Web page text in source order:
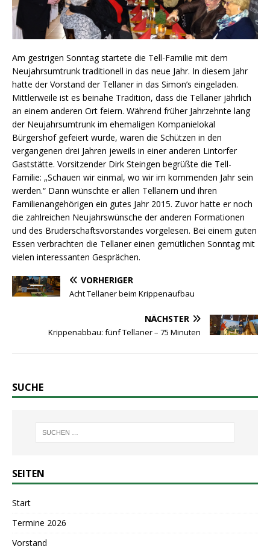
Am gestrigen Sonntag startete die Tell-Familie mit dem
Neujahrsumtrunk traditionell in das neue Jahr. In diesem Jahr
hatte der Vorstand der Tellaner in das Simon’s eingeladen.
Mittlerweile ist es beinahe Tradition, dass die Tellaner jährlich
an einem anderen Ort feiern. Während früher Jahrzehnte lang
der Neujahrsumtrunk im ehemaligen Kompanielokal
Bürgershof gefeiert wurde, waren die Schützen in den
vergangenen drei Jahren jeweils in einer anderen Lintorfer
Gaststätte. Vorsitzender Dirk Steingen begrüßte die Tell-
Familie: „Schauen wir einmal, wo wir im kommenden Jahr sein
werden.“ Dann wünschte er allen Tellanern und ihren
Familienangehörigen ein gutes Jahr 2015. Zuvor hatte er noch
die zahlreichen Neujahrswünsche der anderen Formationen
und des Bruderschaftsvorstandes vorgelesen. Bei einem guten
Essen verbrachten die Tellaner einen gemütlichen Sonntag mit
vielen interessanten Gesprächen.
VORHERIGER
Acht Tellaner beim Krippenaufbau
NÄCHSTER
Krippenabbau: fünf Tellaner – 75 Minuten
SUCHE
SEITEN
Start
Termine 2026
Vorstand